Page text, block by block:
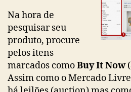
Na hora de
pesquisar seu
produto, procure
pelos itens
marcados comoBuy It Now
Assim como o Mercado